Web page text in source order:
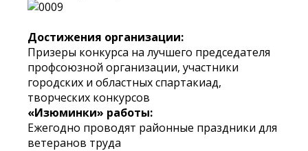
Достижения организации:
Призеры конкурса на лучшего председателя
профсоюзной организации, участники
городских и областных спартакиад,
творческих конкурсов
«Изюминки» работы:
Ежегодно проводят районные праздники для
ветеранов труда